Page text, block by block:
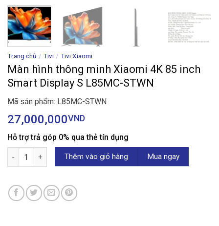
Trang chủ / Tivi / Tivi Xiaomi
Màn hình thông minh Xiaomi 4K 85 inch
Smart Display S L85MC-STWN
Mã sản phẩm: L85MC-STWN
27,000,000VND
Hỗ trợ trả góp 0% qua thẻ tín dụng
Màn hình thông minh Xiaomi 4K 85 inch Smart Display S
Thêm vào giỏ hàng Mua ngay